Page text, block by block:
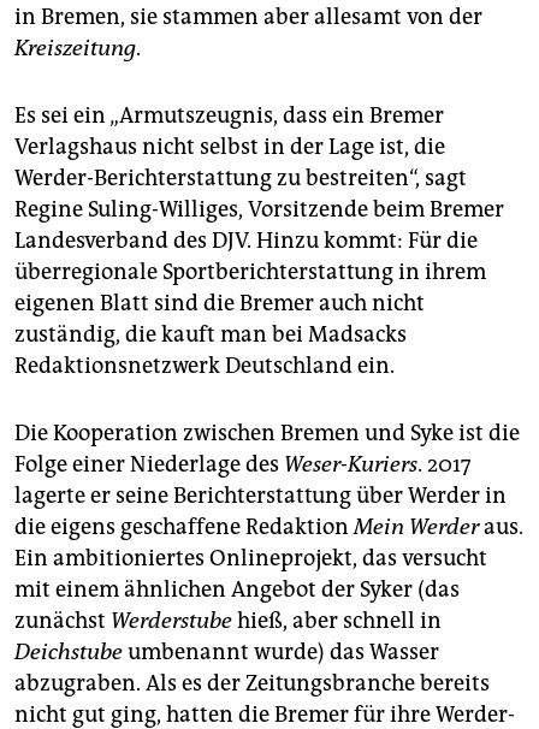
in Bremen, sie stammen aber allesamt von der
Kreiszeitung.
Es sei ein „Armutszeugnis, dass ein Bremer
Verlagshaus nicht selbst in der Lage ist, die
Werder-Berichterstattung zu bestreiten“, sagt
Regine Suling-Williges, Vorsitzende beim Bremer
Landesverband des DJV. Hinzu kommt: Für die
überregionale Sportberichterstattung in ihrem
eigenen Blatt sind die Bremer auch nicht
zuständig, die kauft man bei Madsacks
Redaktionsnetzwerk Deutschland ein.
Die Kooperation zwischen Bremen und Syke ist die
Folge einer Niederlage des Weser-Kuriers. 2017
lagerte er seine Berichterstattung über Werder in
die eigens geschaffene RedaktionMein Werderaus.
Ein ambitioniertes Onlineprojekt, das versucht
mit einem ähnlichen Angebot der Syker (das
zunächst Werderstubehieß, aber schnell in
Deichstubeumbenannt wurde) das Wasser
abzugraben. Als es der Zeitungsbranche bereits
nicht gut ging, hatten die Bremer für ihre Werder-